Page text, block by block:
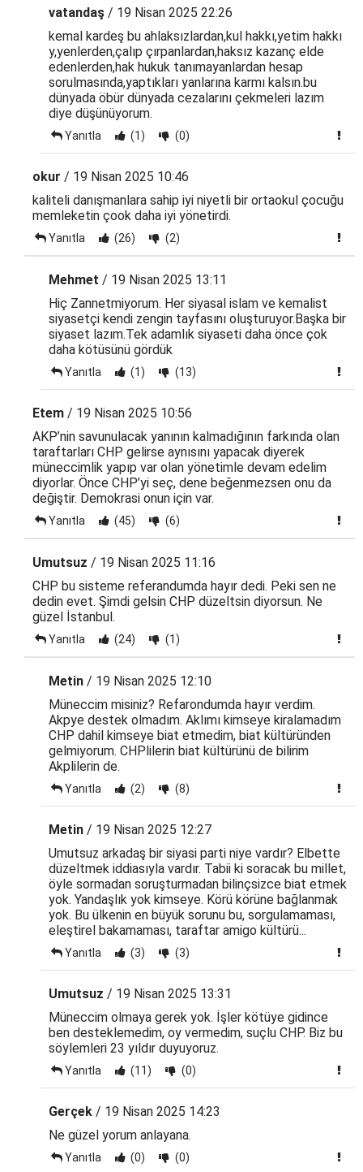
vatandaş / 19 Nisan 2025 22:26
kemal kardeş bu ahlaksızlardan,kul hakkı,yetim hakkı
y,yenlerden,çalıp çırpanlardan,haksız kazanç elde
edenlerden,hak hukuk tanımayanlardan hesap
sorulmasında,yaptıkları yanlarına karmı kalsın.bu
dünyada öbür dünyada cezalarını çekmeleri lazım
diye düşünüyorum.
Yanıtla (1) (0)
okur / 19 Nisan 2025 10:46
kaliteli danışmanlara sahip iyi niyetli bir ortaokul çocuğu
memleketin çook daha iyi yönetirdi.
Yanıtla (26) (2)
Mehmet / 19 Nisan 2025 13:11
Hiç Zannetmiyorum. Her siyasal islam ve kemalist
siyasetçi kendi zengin tayfasını oluşturuyor.Başka bir
siyaset lazım.Tek adamlık siyaseti daha önce çok
daha kötüsünü gördük
Yanıtla (1) (13)
Etem / 19 Nisan 2025 10:56
AKP’nin savunulacak yanının kalmadığının farkında olan
taraftarları CHP gelirse aynısını yapacak diyerek
müneccimlik yapıp var olan yönetimle devam edelim
diyorlar. Önce CHP’yi seç, dene beğenmezsen onu da
değiştir. Demokrasi onun için var.
Yanıtla (45) (6)
Umutsuz / 19 Nisan 2025 11:16
CHP bu sisteme referandumda hayır dedi. Peki sen ne
dedin evet. Şimdi gelsin CHP düzeltsin diyorsun. Ne
güzel İstanbul.
Yanıtla (24) (1)
Metin / 19 Nisan 2025 12:10
Müneccim misiniz? Refarondumda hayır verdim.
Akpye destek olmadım. Aklımı kimseye kiralamadım
CHP dahil kimseye biat etmedim, biat kültüründen
gelmiyorum. CHPlilerin biat kültürünü de bilirim
Akplilerin de.
Yanıtla (2) (8)
Metin / 19 Nisan 2025 12:27
Umutsuz arkadaş bir siyasi parti niye vardır? Elbette
düzeltmek iddiasıyla vardır. Tabii ki soracak bu millet,
öyle sormadan soruşturmadan bilinçsizce biat etmek
yok. Yandaşlık yok kimseye. Körü körüne bağlanmak
yok. Bu ülkenin en büyük sorunu bu, sorgulamaması,
eleştirel bakamaması, taraftar amigo kültürü...
Yanıtla (3) (3)
Umutsuz / 19 Nisan 2025 13:31
Müneccim olmaya gerek yok. İşler kötüye gidince
ben desteklemedim, oy vermedim, suçlu CHP. Biz bu
söylemleri 23 yıldır duyuyoruz.
Yanıtla (11) (0)
Gerçek / 19 Nisan 2025 14:23
Ne güzel yorum anlayana.
Yanıtla (0) (0)